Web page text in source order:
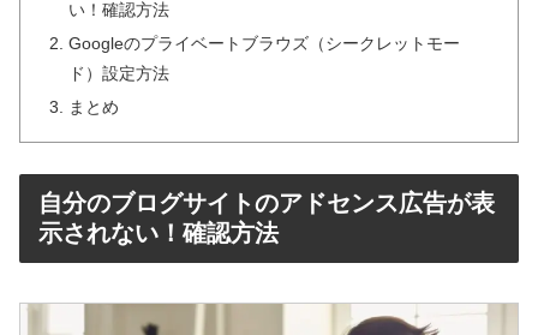
い！確認方法
Googleのプライベートブラウズ（シークレットモー
ド）設定方法
まとめ
自分のブログサイトのアドセンス広告が表
示されない！確認方法